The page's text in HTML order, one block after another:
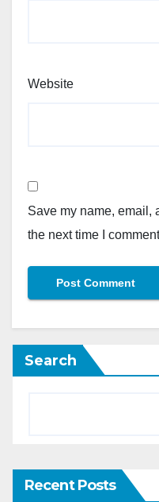
Website
Save my name, email,
the next time I
Search
Recent Posts